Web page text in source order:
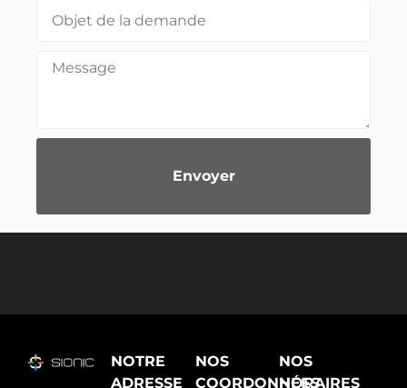
Envoyer
NOTRE
ADRESSE
NOS
COORDONNÉES
NOS
HORAIRES